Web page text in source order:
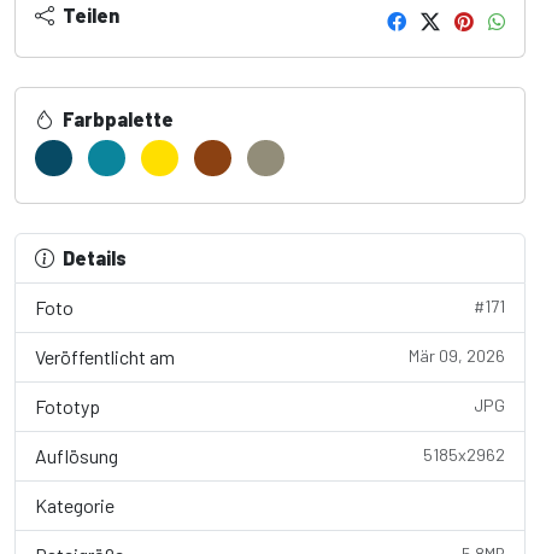
Teilen
Farbpalette
Details
Foto #171
Veröffentlicht am Mär 09, 2026
Fototyp JPG
Auflösung 5185x2962
Kategorie